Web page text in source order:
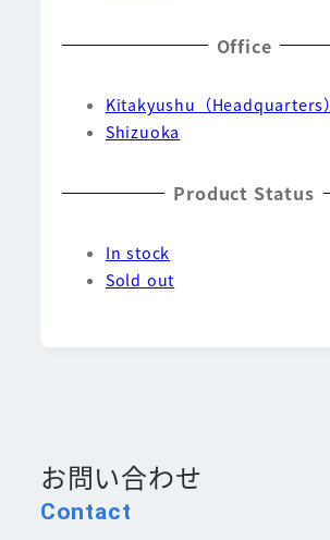
Office
Kitakyushu（Headquarters）
Shizuoka
Product Status
In stock
Sold out
Contact
お問い合わせ